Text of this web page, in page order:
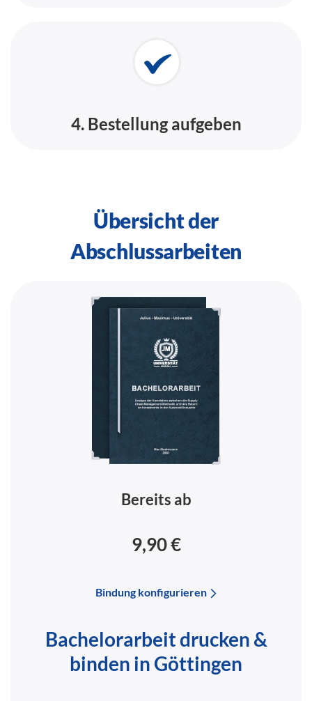
4. Bestellung aufgeben
Übersicht der
Abschlussarbeiten
Bereits ab
9,90 €
Bindung konfigurieren
Bachelorarbeit drucken &
binden in Göttingen